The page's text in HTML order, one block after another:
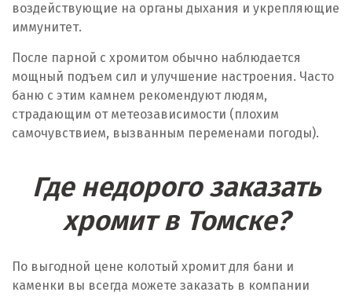
воздействующие на органы дыхания и укрепляющие
иммунитет.
После парной с хромитом обычно наблюдается
мощный подъем сил и улучшение настроения. Часто
баню с этим камнем рекомендуют людям,
страдающим от метеозависимости (плохим
самочувствием, вызванным переменами погоды).
Где недорого заказать
хромит в Томске?
По выгодной цене колотый хромит для бани и
каменки вы всегда можете заказать в компании